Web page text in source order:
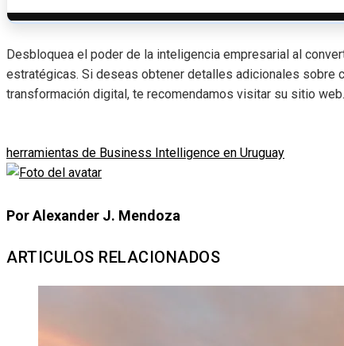
Desbloquea el poder de la inteligencia empresarial al
estratégicas. Si deseas obtener detalles adicionales sobre
transformación digital, te recomendamos visitar su sitio web.
herramientas de Business Intelligence en Uruguay
Por Alexander J. Mendoza
ARTICULOS RELACIONADOS